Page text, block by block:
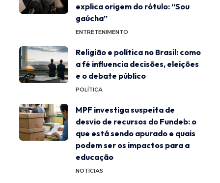
explica origem do rótulo: “Sou
gaúcha”
ENTRETENIMENTO
Religião e política no Brasil: como
a fé influencia decisões, eleições
e o debate público
POLÍTICA
MPF investiga suspeita de
desvio de recursos do Fundeb: o
que está sendo apurado e quais
podem ser os impactos para a
educação
NOTÍCIAS